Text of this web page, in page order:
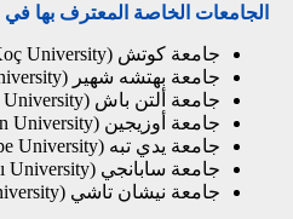
الجامعات الخاصة المعترف بها في
جامعة كوتش (Koç University)
جامعة بهتشه شهير (Bahçeşehir University)
جامعة ألتن باش (Altınbaş University)
جامعة أوزيجين (Özyeğin University)
جامعة يدي تبه (Yeditepe University)
جامعة سابانجي (Sabancı University)
جامعة نيشان تاشي (Nişantaşı University)